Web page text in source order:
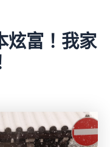
炫富！我家